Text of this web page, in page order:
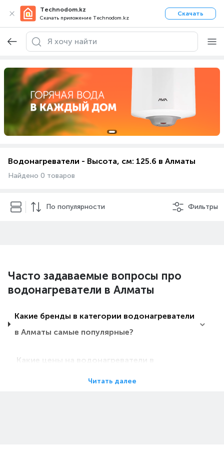
Technodom.kz
Скачать приложение Technodom.kz
Скачать
Водонагреватели - Высота, см: 125.6 в Алматы
Найдено 0 товаров
По популярности Фильтры
Часто задаваемые вопросы про
водонагреватели в Алматы
Какие бренды в категории водонагреватели
в Алматы самые популярные?
Какие цены на водонагреватели в
Читать далее